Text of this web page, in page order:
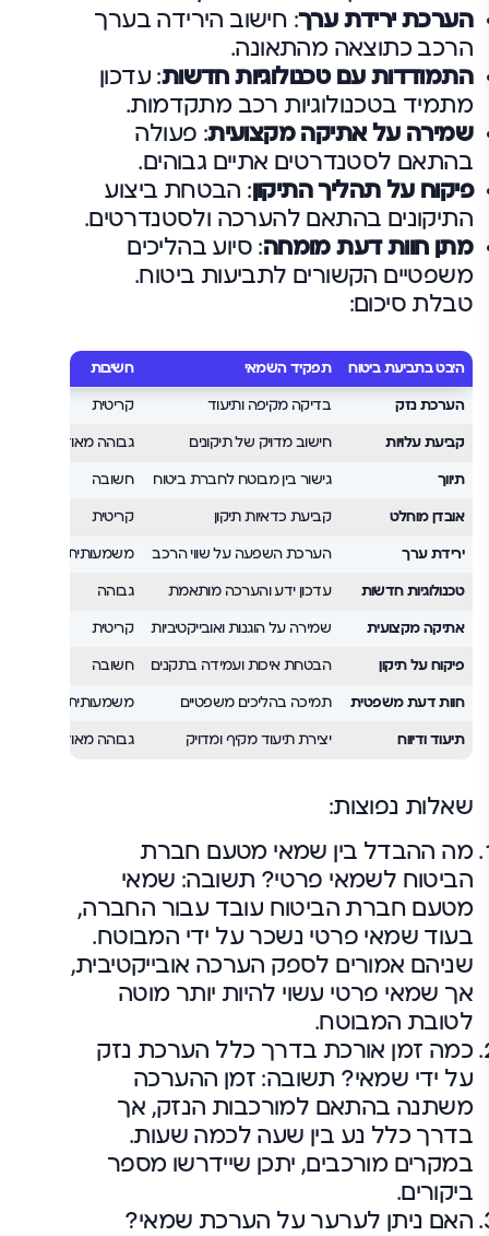
הערכת ירידת ערך: חישוב הירידה בערך
הרכב כתוצאה מהתאונה.
התמודדות עם טכנולוגיות חדשות: עדכון
מתמיד בטכנולוגיות רכב מתקדמות.
שמירה על אתיקה מקצועית: פעולה
בהתאם לסטנדרטים אתיים גבוהים.
פיקוח על תהליך התיקון: הבטחת ביצוע
התיקונים בהתאם להערכה ולסטנדרטים.
מתן חוות דעת מומחה: סיוע בהליכים
משפטיים הקשורים לתביעות ביטוח.
טבלת סיכום:
היבט בתביעת ביטוח תפקיד השמאי חשיבות
הערכת נזק בדיקה מקיפה ותיעוד קריטית
קביעת עלויות חישוב מדויק של תיקונים גבוהה מאוד
תיווך גישור בין מבוטח לחברת ביטוח חשובה
אובדן מוחלט קביעת כדאיות תיקון קריטית
ירידת ערך הערכת השפעה על שווי הרכב משמעותית
טכנולוגיות חדשות עדכון ידע והערכה מותאמת גבוהה
אתיקה מקצועית שמירה על הוגנות ואובייקטיביות קריטית
פיקוח על תיקון הבטחת איכות ועמידה בתקנים חשובה
חוות דעת משפטית תמיכה בהליכים משפטיים משמעותית
תיעוד ודיווח יצירת תיעוד מקיף ומדויק גבוהה מאוד
שאלות נפוצות:
מה ההבדל בין שמאי מטעם חברת
הביטוח לשמאי פרטי? תשובה: שמאי
מטעם חברת הביטוח עובד עבור החברה,
בעוד שמאי פרטי נשכר על ידי המבוטח.
שניהם אמורים לספק הערכה אובייקטיבית,
אך שמאי פרטי עשוי להיות יותר מוטה
לטובת המבוטח.
כמה זמן אורכת בדרך כלל הערכת נזק
על ידי שמאי? תשובה: זמן ההערכה
משתנה בהתאם למורכבות הנזק, אך
בדרך כלל נע בין שעה לכמה שעות.
במקרים מורכבים, יתכן שיידרשו מספר
ביקורים.
האם ניתן לערער על הערכת שמאי?